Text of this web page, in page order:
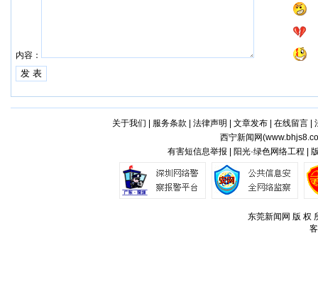
内容：
关于我们 服务条款 法律声明 文章发布| 在线留言|
西宁新闻网(
有害短信息举报 | 阳光·绿色网络工程 |
东莞新闻网 版 权